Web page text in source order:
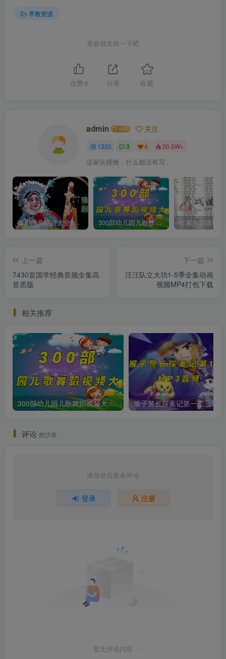
早教资源
喜欢就支持一下吧
点赞 0 分享 收藏
admin 关注
1320 3 4 20.5W+
这家伙很懒，什么都没有写...
豫剧经典唱段大全850首mp3打包戏曲下载 300部幼儿园儿歌舞蹈视频大合集
上一篇
7430首国学经典音频全集高
音质版
下一篇
汪汪队立大功1-5季全集动画
视频MP4打包下载
相关推荐
300部幼儿园儿歌舞蹈视频大合集
评论 抢沙发
请登录后发表评论
登录 注册
暂无评论内容